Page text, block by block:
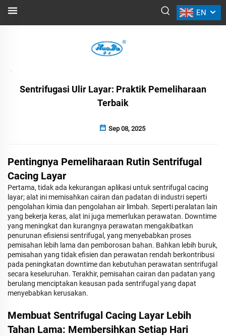
EN
BERITA
Sentrifugasi Ulir Layar: Praktik Pemeliharaan
Terbaik
Sep 08, 2025
Pentingnya Pemeliharaan Rutin Sentrifugal
Cacing Layar
Pertama, tidak ada kekurangan aplikasi untuk sentrifugal cacing
layar; alat ini memisahkan cairan dan padatan di industri seperti
pengolahan kimia dan pengolahan air limbah. Seperti peralatan lain
yang bekerja keras, alat ini juga memerlukan perawatan. Downtime
yang meningkat dan kurangnya perawatan mengakibatkan
penurunan efisiensi sentrifugal, yang menyebabkan proses
pemisahan lebih lama dan pemborosan bahan. Bahkan lebih buruk,
pemisahan yang tidak efisien dan perawatan rendah berkontribusi
pada peningkatan downtime dan kebutuhan perawatan sentrifugal
secara keseluruhan. Terakhir, pemisahan cairan dan padatan yang
berulang menciptakan keausan pada sentrifugal yang dapat
menyebabkan kerusakan.
Membuat Sentrifugal Cacing Layar Lebih
Tahan Lama: Membersihkan Setiap Hari